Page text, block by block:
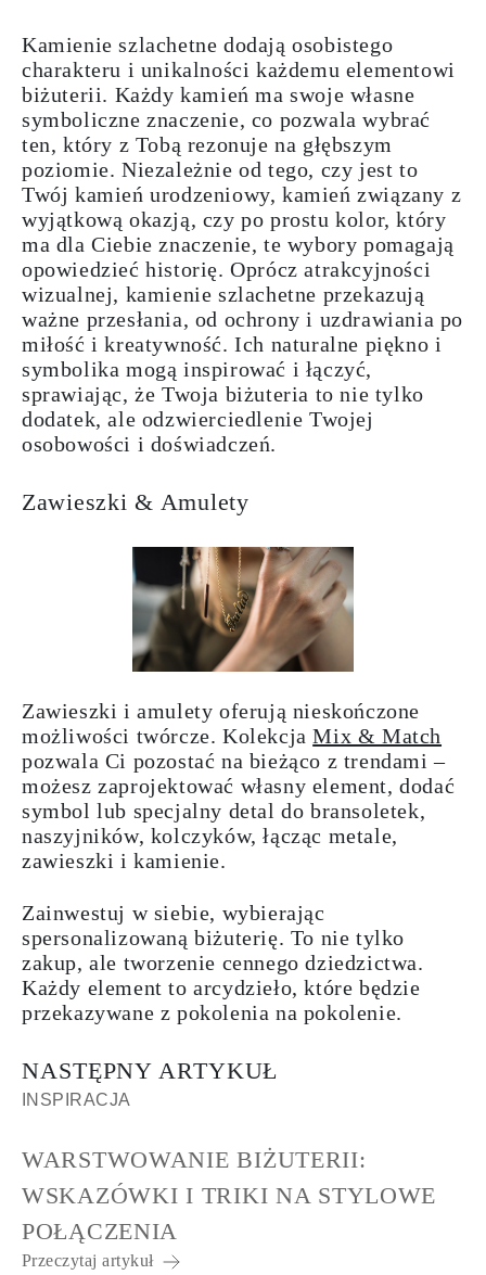
Kamienie szlachetne dodają osobistego
charakteru i unikalności każdemu elementowi
biżuterii. Każdy kamień ma swoje własne
symboliczne znaczenie, co pozwala wybrać
ten, który z Tobą rezonuje na głębszym
poziomie. Niezależnie od tego, czy jest to
Twój kamień urodzeniowy, kamień związany z
wyjątkową okazją, czy po prostu kolor, który
ma dla Ciebie znaczenie, te wybory pomagają
opowiedzieć historię. Oprócz atrakcyjności
wizualnej, kamienie szlachetne przekazują
ważne przesłania, od ochrony i uzdrawiania po
miłość i kreatywność. Ich naturalne piękno i
symbolika mogą inspirować i łączyć,
sprawiając, że Twoja biżuteria to nie tylko
dodatek, ale odzwierciedlenie Twojej
osobowości i doświadczeń.
Zawieszki & Amulety
Zawieszki i amulety oferują nieskończone
możliwości twórcze. KolekcjaMix & Match
pozwala Ci pozostać na bieżąco z trendami –
możesz zaprojektować własny element, dodać
symbol lub specjalny detal do bransoletek,
naszyjników, kolczyków, łącząc metale,
zawieszki i kamienie.
Zainwestuj w siebie, wybierając
spersonalizowaną biżuterię. To nie tylko
zakup, ale tworzenie cennego dziedzictwa.
Każdy element to arcydzieło, które będzie
przekazywane z pokolenia na pokolenie.
NASTĘPNY ARTYKUŁ
INSPIRACJA
WARSTWOWANIE BIŻUTERII:
WSKAZÓWKI I TRIKI NA STYLOWE
POŁĄCZENIA
Przeczytaj artykuł